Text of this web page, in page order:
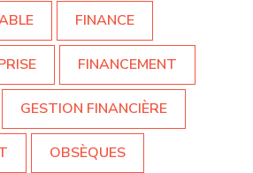
FINANCE
FINANCEMENT
GESTION FINANCIÈRE
OBSÈQUES